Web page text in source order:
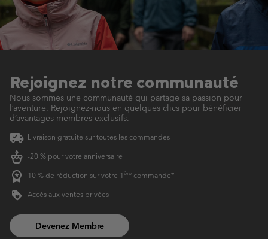
Rejoignez notre communauté
Nous sommes une communauté qui partage sa passion pour
l’aventure. Rejoignez-nous en quelques clics pour bénéficier
d’avantages membres exclusifs.
Livraison gratuite sur toutes les commandes
-20 % pour votre anniversaire
10 % de réduction sur votre 1ère commande*
Accès aux ventes privées
Devenez Membre